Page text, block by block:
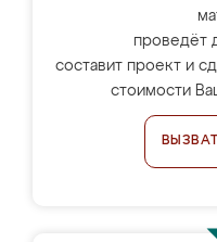
проведёт
составит проект и
стоимости